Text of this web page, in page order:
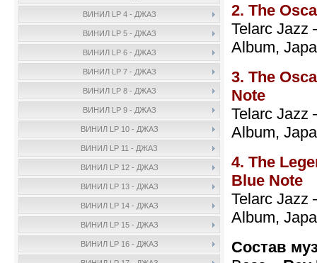
ВИНИЛ LP 4 - ДЖАЗ
ВИНИЛ LP 5 - ДЖАЗ
ВИНИЛ LP 6 - ДЖАЗ
ВИНИЛ LP 7 - ДЖАЗ
ВИНИЛ LP 8 - ДЖАЗ
ВИНИЛ LP 9 - ДЖАЗ
ВИНИЛ LP 10 - ДЖАЗ
ВИНИЛ LP 11 - ДЖАЗ
ВИНИЛ LP 12 - ДЖАЗ
ВИНИЛ LP 13 - ДЖАЗ
ВИНИЛ LP 14 - ДЖАЗ
ВИНИЛ LP 15 - ДЖАЗ
ВИНИЛ LP 16 - ДЖАЗ
2. The
Telarc Jazz
Album,
3. The
Note
Telarc Jazz
Album,
4. The
Blue Note
Telarc Jazz
Album,
Состав